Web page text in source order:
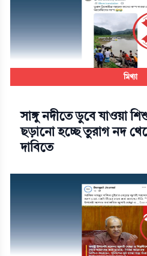
মিথ্যা
সাঙ্গু নদীতে ডুবে যাওয়া
ছড়ানো হচ্ছে তুরাগ নদ
দাবিতে